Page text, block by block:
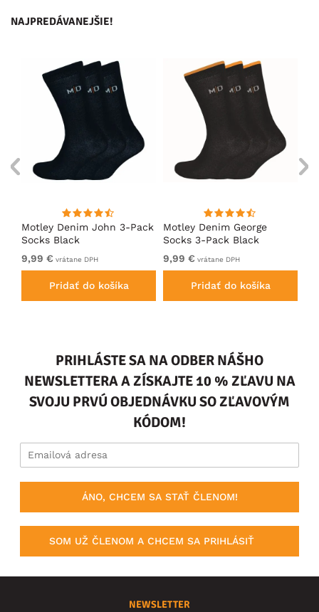
NAJPREDÁVANEJŠIE!
Motley Denim John 3-Pack
Socks Black
9,99 € vrátane DPH
Pridať do košíka
Motley Denim George
Socks 3-Pack Black
9,99 € vrátane DPH
Pridať do košíka
PRIHLÁSTE SA NA ODBER NÁŠHO
NEWSLETTERA A ZÍSKAJTE 10 % ZĽAVU NA
SVOJU PRVÚ OBJEDNÁVKU SO ZĽAVOVÝM
KÓDOM!
ÁNO, CHCEM SA STAŤ ČLENOM!
SOM UŽ ČLENOM A CHCEM SA PRIHLÁSIŤ
NEWSLETTER